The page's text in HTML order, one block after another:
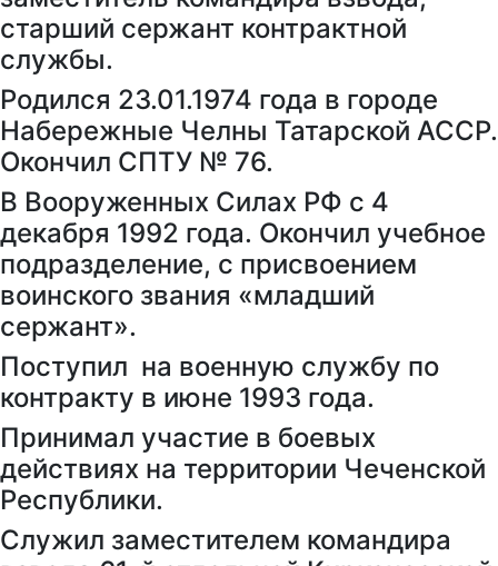
старший сержант контрактной
службы.
Родился 23.01.1974 года в городе
Набережные Челны Татарской АССР.
Окончил СПТУ № 76.
В Вооруженных Силах РФ с 4
декабря 1992 года. Окончил учебное
подразделение, с присвоением
воинского звания «младший
сержант».
Поступил на военную службу по
контракту в июне 1993 года.
Принимал участие в боевых
действиях на территории Чеченской
Республики.
Служил заместителем командира